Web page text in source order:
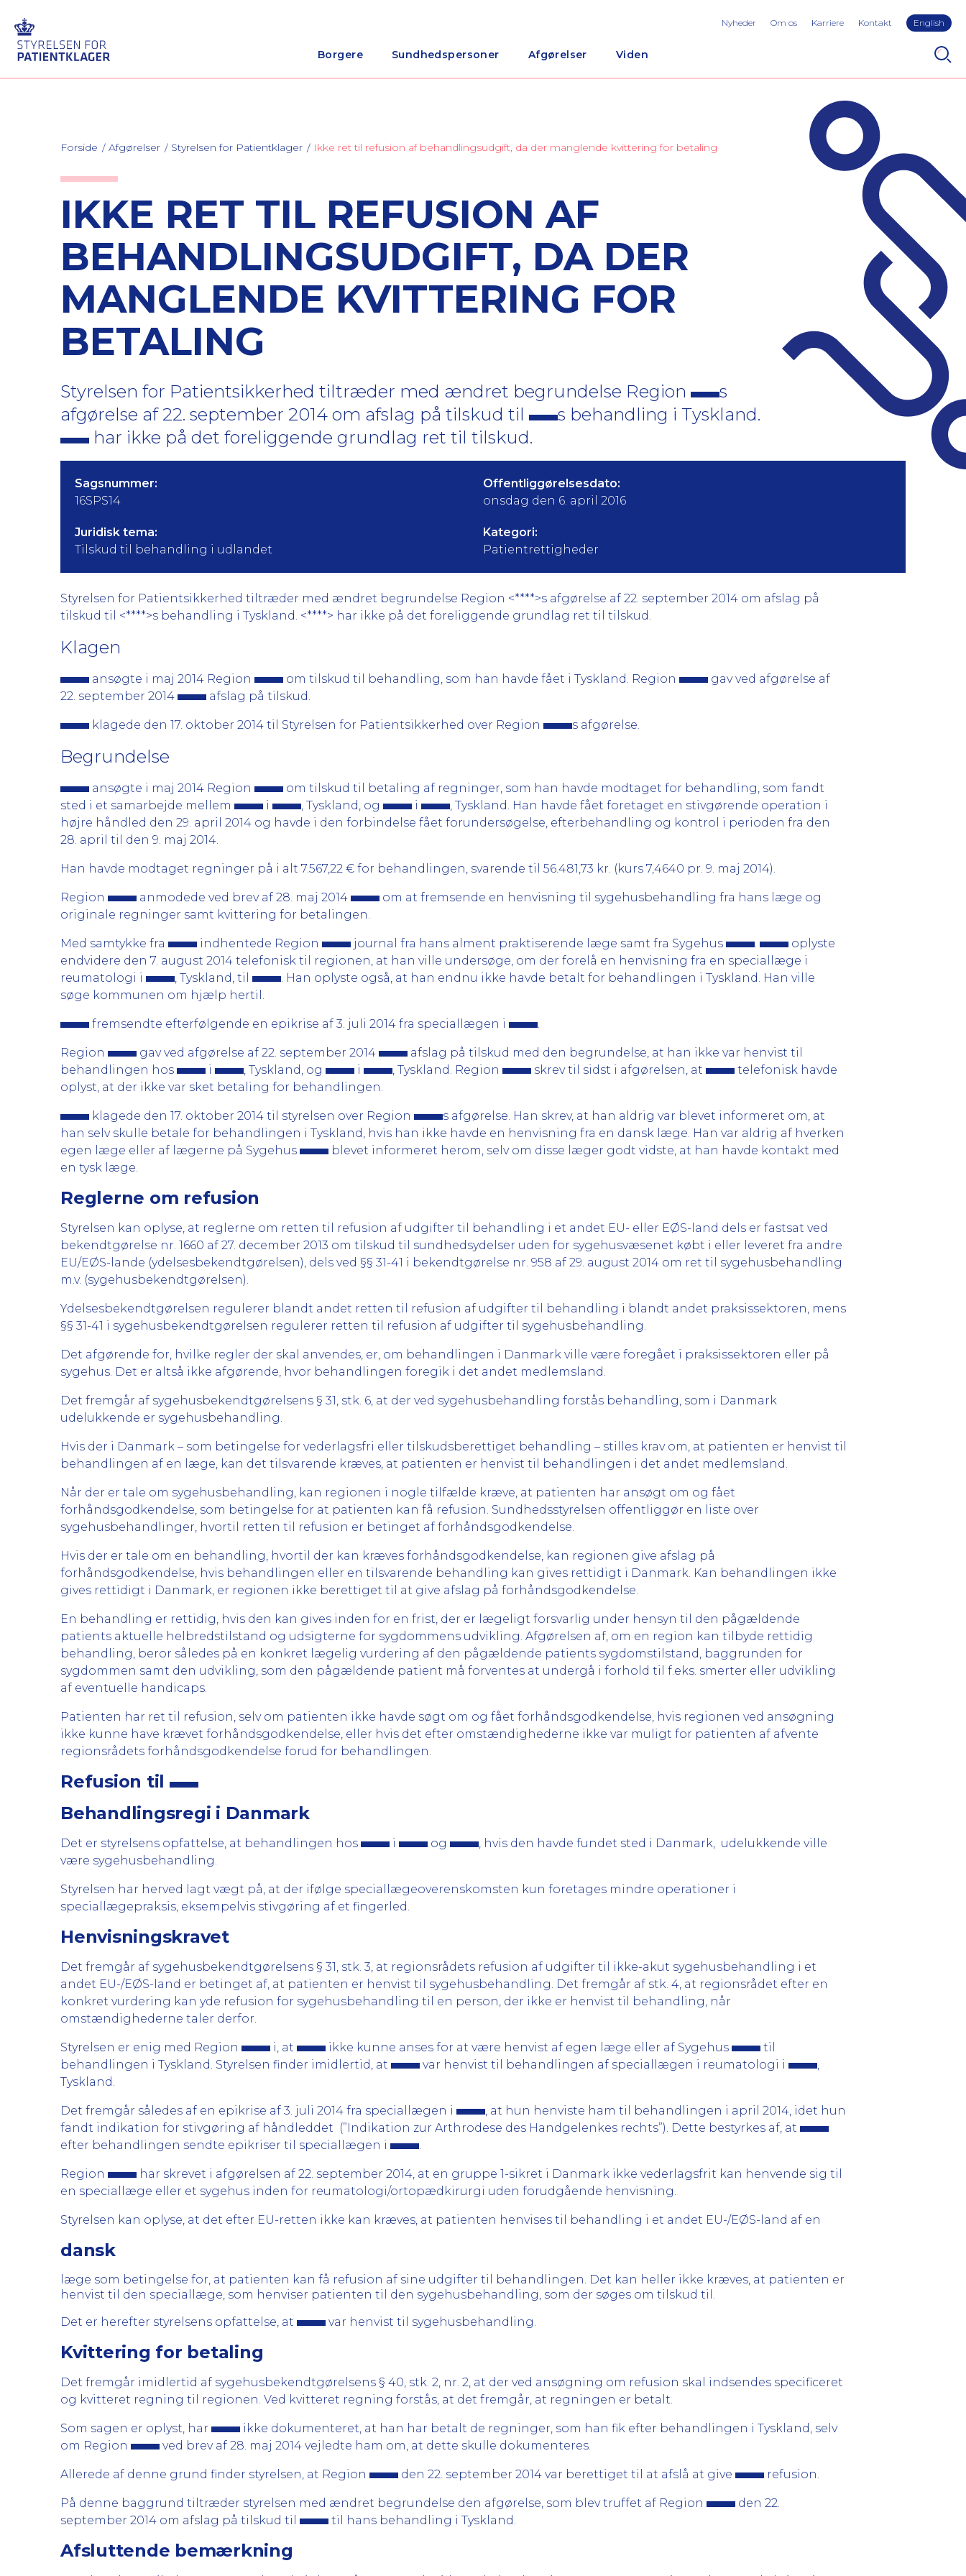
Borgere Sundhedspersoner Afgørelser Viden
Nyheder Om os Karriere Kontakt English
Forside Afgørelser Styrelsen for Patientklager Ikke ret til refusion af behandlingsudgift, da der manglende kvittering for betaling
IKKE RET TIL REFUSION AF
BEHANDLINGSUDGIFT, DA DER
MANGLENDE KVITTERING FOR
BETALING
Styrelsen for Patientsikkerhed tiltræder med ændret begrundelse Region
s
afgørelse af 22. september 2014 om afslag på tilskud til
s behandling i Tyskland.
har ikke på det foreliggende grundlag ret til tilskud.
Sagsnummer:
16SPS14
Offentliggørelsesdato:
onsdag den 6. april 2016
Juridisk tema:
Tilskud til behandling i udlandet
Kategori:
Patientrettigheder
Styrelsen for Patientsikkerhed tiltræder med ændret begrundelse Region <****>s afgørelse af 22. september 2014 om afslag på
tilskud til <****>s behandling i Tyskland. <****> har ikke på det foreliggende grundlag ret til tilskud.
Klagen
ansøgte i maj 2014 Region om tilskud til behandling, som han havde fået i Tyskland. Region
gav ved afgørelse af
22. september 2014
afslag på tilskud.
klagede den 17. oktober 2014 til Styrelsen for Patientsikkerhed over Region s afgørelse.
Begrundelse
ansøgte i maj 2014 Region
om tilskud til betaling af regninger, som han havde modtaget for behandling, som fandt
sted i et samarbejde mellem
i , Tyskland, og i
, Tyskland. Han havde fået foretaget en stivgørende operation i
højre håndled den 29. april 2014 og havde i den forbindelse fået forundersøgelse, efterbehandling og kontrol i perioden fra den
28. april til den 9. maj 2014.
Han havde modtaget regninger på i alt 7.567,22 € for behandlingen, svarende til 56.481,73 kr. (kurs 7,4640 pr. 9. maj 2014).
Region anmodede ved brev af 28. maj 2014
om at fremsende en henvisning til sygehusbehandling fra hans læge og
originale regninger samt kvittering for betalingen.
Med samtykke fra indhentede Region journal fra hans alment praktiserende læge samt fra Sygehus .
oplyste
endvidere den 7. august 2014 telefonisk til regionen, at han ville undersøge, om der forelå en henvisning fra en speciallæge i
reumatologi i
, Tyskland, til
. Han oplyste også, at han endnu ikke havde betalt for behandlingen i Tyskland. Han ville
søge kommunen om hjælp hertil.
fremsendte efterfølgende en epikrise af 3. juli 2014 fra speciallægen i .
Region gav ved afgørelse af 22. september 2014
afslag på tilskud med den begrundelse, at han ikke var henvist til
behandlingen hos
i , Tyskland, og i , Tyskland. Region skrev til sidst i afgørelsen, at
telefonisk havde
oplyst, at der ikke var sket betaling for behandlingen.
klagede den 17. oktober 2014 til styrelsen over Region
s afgørelse. Han skrev, at han aldrig var blevet informeret om, at
han selv skulle betale for behandlingen i Tyskland, hvis han ikke havde en henvisning fra en dansk læge. Han var aldrig af hverken
egen læge eller af lægerne på Sygehus
blevet informeret herom, selv om disse læger godt vidste, at han havde kontakt med
en tysk læge.
Reglerne om refusion
Styrelsen kan oplyse, at reglerne om retten til refusion af udgifter til behandling i et andet EU- eller EØS-land dels er fastsat ved
bekendtgørelse nr. 1660 af 27. december 2013 om tilskud til sundhedsydelser uden for sygehusvæsenet købt i eller leveret fra andre
EU/EØS-lande (ydelsesbekendtgørelsen), dels ved §§ 31-41 i bekendtgørelse nr. 958 af 29. august 2014 om ret til sygehusbehandling
m.v. (sygehusbekendtgørelsen).
Ydelsesbekendtgørelsen regulerer blandt andet retten til refusion af udgifter til behandling i blandt andet praksissektoren, mens
§§ 31-41 i sygehusbekendtgørelsen regulerer retten til refusion af udgifter til sygehusbehandling.
Det afgørende for, hvilke regler der skal anvendes, er, om behandlingen i Danmark ville være foregået i praksissektoren eller på
sygehus. Det er altså ikke afgørende, hvor behandlingen foregik i det andet medlemsland.
Det fremgår af sygehusbekendtgørelsens § 31, stk. 6, at der ved sygehusbehandling forstås behandling, som i Danmark
udelukkende er sygehusbehandling.
Hvis der i Danmark – som betingelse for vederlagsfri eller tilskudsberettiget behandling – stilles krav om, at patienten er henvist til
behandlingen af en læge, kan det tilsvarende kræves, at patienten er henvist til behandlingen i det andet medlemsland.
Når der er tale om sygehusbehandling, kan regionen i nogle tilfælde kræve, at patienten har ansøgt om og fået
forhåndsgodkendelse, som betingelse for at patienten kan få refusion. Sundhedsstyrelsen offentliggør en liste over
sygehusbehandlinger, hvortil retten til refusion er betinget af forhåndsgodkendelse.
Hvis der er tale om en behandling, hvortil der kan kræves forhåndsgodkendelse, kan regionen give afslag på
forhåndsgodkendelse, hvis behandlingen eller en tilsvarende behandling kan gives rettidigt i Danmark. Kan behandlingen ikke
gives rettidigt i Danmark, er regionen ikke berettiget til at give afslag på forhåndsgodkendelse.
En behandling er rettidig, hvis den kan gives inden for en frist, der er lægeligt forsvarlig under hensyn til den pågældende
patients aktuelle helbredstilstand og udsigterne for sygdommens udvikling. Afgørelsen af, om en region kan tilbyde rettidig
behandling, beror således på en konkret lægelig vurdering af den pågældende patients sygdomstilstand, baggrunden for
sygdommen samt den udvikling, som den pågældende patient må forventes at undergå i forhold til f.eks. smerter eller udvikling
af eventuelle handicaps.
Patienten har ret til refusion, selv om patienten ikke havde søgt om og fået forhåndsgodkendelse, hvis regionen ved ansøgning
ikke kunne have krævet forhåndsgodkendelse, eller hvis det efter omstændighederne ikke var muligt for patienten af afvente
regionsrådets forhåndsgodkendelse forud for behandlingen.
Refusion til
Behandlingsregi i Danmark
Det er styrelsens opfattelse, at behandlingen hos i og
, hvis den havde fundet sted i Danmark, udelukkende ville
være sygehusbehandling.
Styrelsen har herved lagt vægt på, at der ifølge speciallægeoverenskomsten kun foretages mindre operationer i
speciallægepraksis, eksempelvis stivgøring af et fingerled.
Henvisningskravet
Det fremgår af sygehusbekendtgørelsens § 31, stk. 3, at regionsrådets refusion af udgifter til ikke-akut sygehusbehandling i et
andet EU-/EØS-land er betinget af, at patienten er henvist til sygehusbehandling. Det fremgår af stk. 4, at regionsrådet efter en
konkret vurdering kan yde refusion for sygehusbehandling til en person, der ikke er henvist til behandling, når
omstændighederne taler derfor.
Styrelsen er enig med Region i, at ikke kunne anses for at være henvist af egen læge eller af Sygehus
til
behandlingen i Tyskland. Styrelsen finder imidlertid, at
var henvist til behandlingen af speciallægen i reumatologi i
,
Tyskland.
Det fremgår således af en epikrise af 3. juli 2014 fra speciallægen i
, at hun henviste ham til behandlingen i april 2014, idet hun
fandt indikation for stivgøring af håndleddet (”Indikation zur Arthrodese des Handgelenkes rechts”). Dette bestyrkes af, at
efter behandlingen sendte epikriser til speciallægen i
.
Region
har skrevet i afgørelsen af 22. september 2014, at en gruppe 1-sikret i Danmark ikke vederlagsfrit kan henvende sig til
en speciallæge eller et sygehus inden for reumatologi/ortopædkirurgi uden forudgående henvisning.
Styrelsen kan oplyse, at det efter EU-retten ikke kan kræves, at patienten henvises til behandling i et andet EU-/EØS-land af en
dansk
læge som betingelse for, at patienten kan få refusion af sine udgifter til behandlingen. Det kan heller ikke kræves, at patienten er
henvist til den speciallæge, som henviser patienten til den sygehusbehandling, som der søges om tilskud til.
Det er herefter styrelsens opfattelse, at
var henvist til sygehusbehandling.
Kvittering for betaling
Det fremgår imidlertid af sygehusbekendtgørelsens § 40, stk. 2, nr. 2, at der ved ansøgning om refusion skal indsendes specificeret
og kvitteret regning til regionen. Ved kvitteret regning forstås, at det fremgår, at regningen er betalt.
Som sagen er oplyst, har
ikke dokumenteret, at han har betalt de regninger, som han fik efter behandlingen i Tyskland, selv
om Region
ved brev af 28. maj 2014 vejledte ham om, at dette skulle dokumenteres.
Allerede af denne grund finder styrelsen, at Region den 22. september 2014 var berettiget til at afslå at give refusion.
På denne baggrund tiltræder styrelsen med ændret begrundelse den afgørelse, som blev truffet af Region
den 22.
september 2014 om afslag på tilskud til
til hans behandling i Tyskland.
Afsluttende bemærkning